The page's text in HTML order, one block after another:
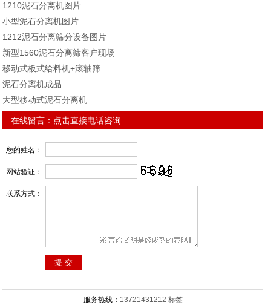
1210泥石分离机图片
小型泥石分离机图片
1212泥石分离筛分设备图片
新型1560泥石分离筛客户现场
移动式板式给料机+滚轴筛
泥石分离机成品
大型移动式泥石分离机
在线留言： 点击直接电话咨询
您的姓名：
网站验证：
联系方式：
服务热线： 13721431212 标签